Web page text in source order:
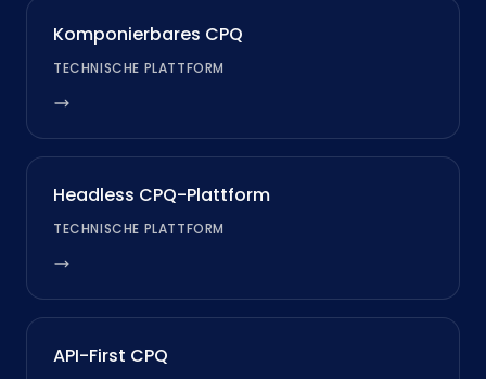
Komponierbares CPQ
TECHNISCHE PLATTFORM
Headless CPQ-Plattform
TECHNISCHE PLATTFORM
API-First CPQ